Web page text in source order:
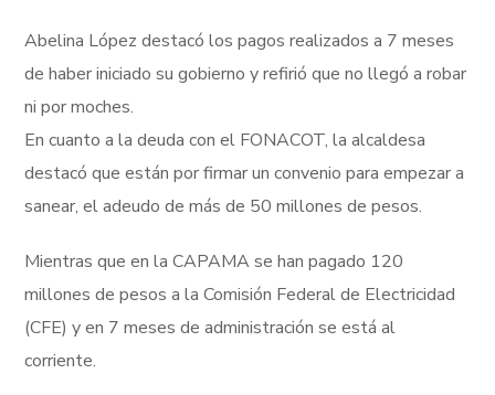
Abelina López destacó los pagos realizados a 7 meses
de haber iniciado su gobierno y refirió que no llegó a robar
ni por moches.
En cuanto a la deuda con el FONACOT, la alcaldesa
destacó que están por firmar un convenio para empezar a
sanear, el adeudo de más de 50 millones de pesos.
Mientras que en la CAPAMA se han pagado 120
millones de pesos a la Comisión Federal de Electricidad
(CFE) y en 7 meses de administración se está al
corriente.